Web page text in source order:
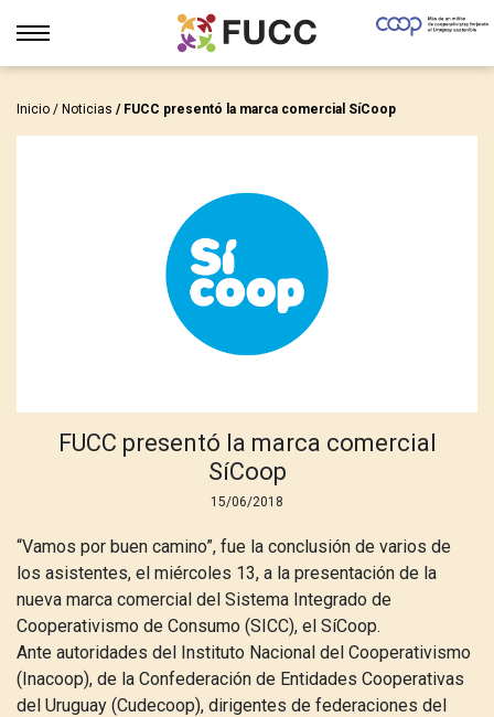
Inicio / Noticias / FUCC presentó la marca comercial SíCoop
FUCC presentó la marca comercial
SíCoop
15/06/2018
“Vamos por buen camino”, fue la conclusión de varios de
los asistentes, el miércoles 13, a la presentación de la
nueva marca comercial del Sistema Integrado de
Cooperativismo de Consumo (SICC), el SíCoop.
Ante autoridades del Instituto Nacional del Cooperativismo
(Inacoop), de la Confederación de Entidades Cooperativas
del Uruguay (Cudecoop), dirigentes de federaciones del